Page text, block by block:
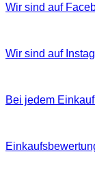
Wir sind auf
Wir sind auf
Bei jedem